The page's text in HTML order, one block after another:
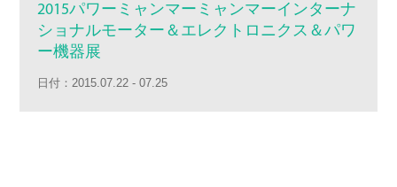
2015パワーミャンマーミャンマーインターナ
ショナルモーター＆エレクトロニクス＆パワ
ー機器展
日付：2015.07.22 - 07.25